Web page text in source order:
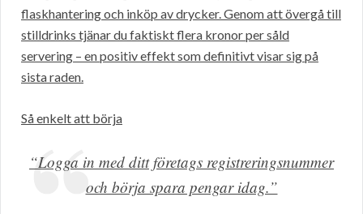
flaskhantering och inköp av drycker. Genom att övergå till
stilldrinks tjänar du faktiskt flera kronor per såld
servering – en positiv effekt som definitivt visar sig på
sista raden.
Så enkelt att börja
“Logga in med ditt företags registreringsnummer
och börja spara pengar idag.”